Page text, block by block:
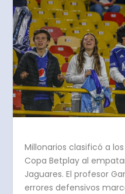
Millonarios clasificó a
Copa Betplay al
Jaguares. El profesor
errores defensivos